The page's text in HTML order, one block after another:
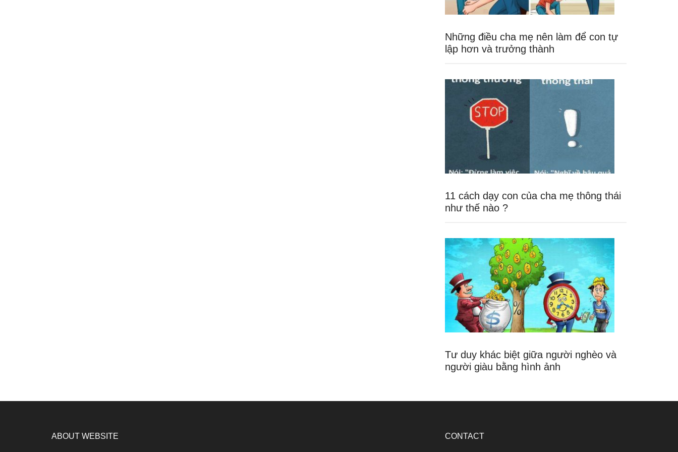
Những điều cha mẹ nên làm để con tự
lập hơn và trưởng thành
11 cách dạy con của cha mẹ thông thái
như thế nào ?
Tư duy khác biệt giữa người nghèo và
người giàu bằng hình ảnh
ABOUT WEBSITE CONTACT